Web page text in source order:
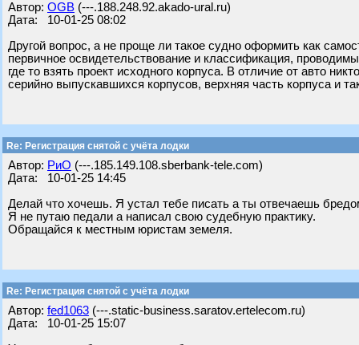
Автор: OGB (---.188.248.92.akado-ural.ru)
Дата: 10-01-25 08:02
Другой вопрос, а не проще ли такое судно оформить как
первичное освидетельствование и классификация,
где то взять проект исходного корпуса. В отличие от авто
серийно выпускавшихся корпусов, верхняя часть корпуса и
Re: Регистрация снятой с учёта лодки
Автор: РиО (---.185.149.108.sberbank-tele.com)
Дата: 10-01-25 14:45
Делай что хочешь. Я устал тебе писать а ты отвечаешь
Я не путаю педали а написал свою судебную практику.
Обращайся к местным юристам земеля.
Re: Регистрация снятой с учёта лодки
Автор: fed1063 (---.static-business.saratov.ertelecom.ru)
Дата: 10-01-25 15:07